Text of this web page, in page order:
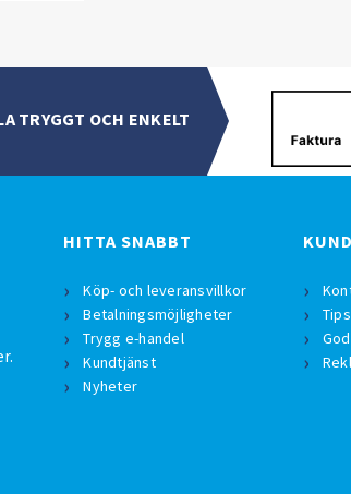
TRYGGT OCH ENKELT
HITTA SNABBT
Köp- och leveransvillkor
Betalningsmöjligheter
Trygg e-handel
Kundtjänst
Nyheter